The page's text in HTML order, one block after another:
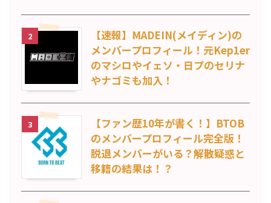
2
【速報】MADEIN(メイディン)の
メンバープロフィール！元Kep1er
のマシロやイェソ・日プのセリナ
やナゴミも加入！
3
【ファン歴10年が書く！】BTOB
のメンバープロフィール完全版！
脱退メンバーがいる？解散疑惑と
移籍の結果は！？